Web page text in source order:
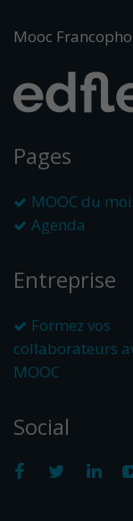
Mooc
Pages
MOOC du
Agenda
Entreprise
Formez vos
collaborateurs
MOOC
Social